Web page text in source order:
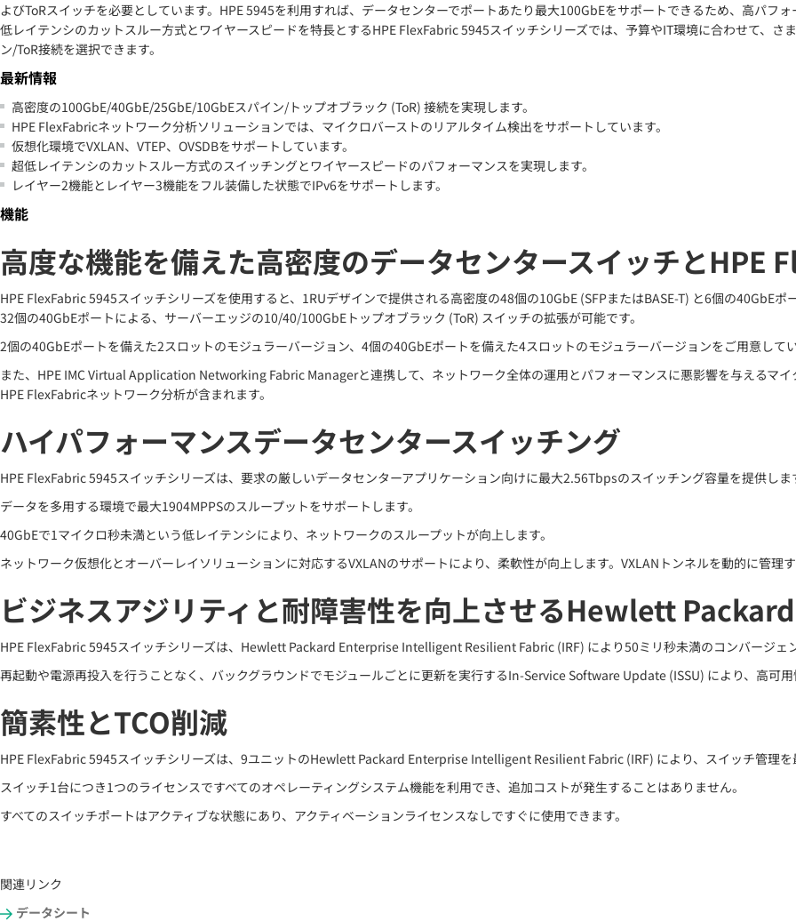
よびToRスイッチを必要としています。HPE 5945を利用すれば、データセンターでポートあたり最大100GbEをサポートできるため、高パフ
低レイテンシのカットスルー方式とワイヤースピードを特長とするHPE FlexFabric 5945スイッチシリーズでは、予算やIT環境に合わせて、
ン/ToR接続を選択できます。
最新情報
高密度の100GbE/40GbE/25GbE/10GbEスパイン/トップオブラック (ToR) 接続を実現します。
HPE FlexFabricネットワーク分析ソリューションでは、マイクロバーストのリアルタイム検出をサポートしています。
仮想化環境でVXLAN、VTEP、OVSDBをサポートしています。
超低レイテンシのカットスルー方式のスイッチングとワイヤースピードのパフォーマンスを実現します。
レイヤー2機能とレイヤー3機能をフル装備した状態でIPv6をサポートします。
機能
高度な機能を備えた高密度のデータセンタースイッチとHPE
HPE FlexFabric 5945スイッチシリーズを使用すると、1RUデザインで提供される高密度の48個の10GbE (SFPまたはBASE-T) と6個の40GbE
32個の40GbEポートによる、サーバーエッジの10/40/100GbEトップオブラック (ToR) スイッチの拡張が可能です。
2個の40GbEポートを備えた2スロットのモジュラーバージョン、4個の40GbEポートを備えた4スロットのモジュラーバージョンをご用意して
また、HPE IMC Virtual Application Networking Fabric Managerと連携して、ネットワーク全体の運用とパフォーマンスに悪影響を与えるマ
HPE FlexFabricネットワーク分析が含まれます。
ハイパフォーマンスデータセンタースイッチング
HPE FlexFabric 5945スイッチシリーズは、要求の厳しいデータセンターアプリケーション向けに最大2.56Tbpsのスイッチング容量を提供しま
データを多用する環境で最大1904MPPSのスループットをサポートします。
40GbEで1マイクロ秒未満という低レイテンシにより、ネットワークのスループットが向上します。
ネットワーク仮想化とオーバーレイソリューションに対応するVXLANのサポートにより、柔軟性が向上します。VXLANトンネルを動的に管
ビジネスアジリティと耐障害性を向上させるHewlett
HPE FlexFabric 5945スイッチシリーズは、Hewlett Packard Enterprise Intelligent Resilient Fabric (IRF) により50ミリ秒未満のコンバージェ
再起動や電源再投入を行うことなく、バックグラウンドでモジュールごとに更新を実行するIn-Service Software Update (ISSU) により、高可
簡素性とTCO削減
HPE FlexFabric 5945スイッチシリーズは、9ユニットのHewlett Packard Enterprise Intelligent Resilient Fabric (IRF) により、スイッチ管理
スイッチ1台につき1つのライセンスですべてのオペレーティングシステム機能を利用でき、追加コストが発生することはありません。
すべてのスイッチポートはアクティブな状態にあり、アクティベーションライセンスなしですぐに使用できます。
関連リンク
データシート